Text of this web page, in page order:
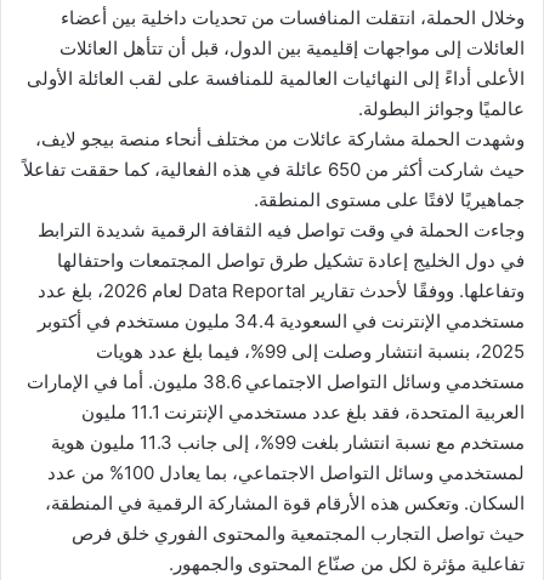
وخلال الحملة، انتقلت المنافسات من تحديات داخلية بين أعضاء
العائلات إلى مواجهات إقليمية بين الدول، قبل أن تتأهل العائلات
الأعلى أداءً إلى النهائيات العالمية للمنافسة على لقب العائلة الأولى
عالميًا وجوائز البطولة.
وشهدت الحملة مشاركة عائلات من مختلف أنحاء منصة بيجو لايف،
حيث شاركت أكثر من 650 عائلة في هذه الفعالية، كما حققت تفاعلاً
جماهيريًا لافتًا على مستوى المنطقة.
وجاءت الحملة في وقت تواصل فيه الثقافة الرقمية شديدة الترابط
في دول الخليج إعادة تشكيل طرق تواصل المجتمعات واحتفالها
وتفاعلها. ووفقًا لأحدث تقارير Data Reportal لعام 2026، بلغ عدد
مستخدمي الإنترنت في السعودية 34.4 مليون مستخدم في أكتوبر
2025، بنسبة انتشار وصلت إلى 99%، فيما بلغ عدد هويات
مستخدمي وسائل التواصل الاجتماعي 38.6 مليون. أما في الإمارات
العربية المتحدة، فقد بلغ عدد مستخدمي الإنترنت 11.1 مليون
مستخدم مع نسبة انتشار بلغت 99%، إلى جانب 11.3 مليون هوية
لمستخدمي وسائل التواصل الاجتماعي، بما يعادل 100% من عدد
السكان. وتعكس هذه الأرقام قوة المشاركة الرقمية في المنطقة،
حيث تواصل التجارب المجتمعية والمحتوى الفوري خلق فرص
تفاعلية مؤثرة لكل من صنّاع المحتوى والجمهور.